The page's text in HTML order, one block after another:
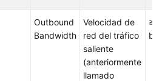
Outbound
Bandwidth
Velocidad de
red del tráfico
saliente
(anteriormente
llamado
≥ 0